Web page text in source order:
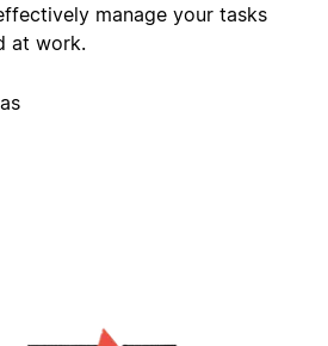
manage your tasks
at work.